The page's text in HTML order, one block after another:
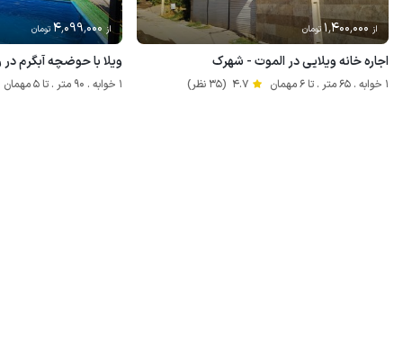
از 1٬400٬000تومان
اجاره خانه ویلایی در الموت - شهرک
1 خوابه . 65 متر . تا 6 مهمان 4.7 (35 نظر)
از 4٬099٬000 تومان
ویلا با حوضچه آبگرم در
1 خوابه . 90 متر . تا 5 مهمان